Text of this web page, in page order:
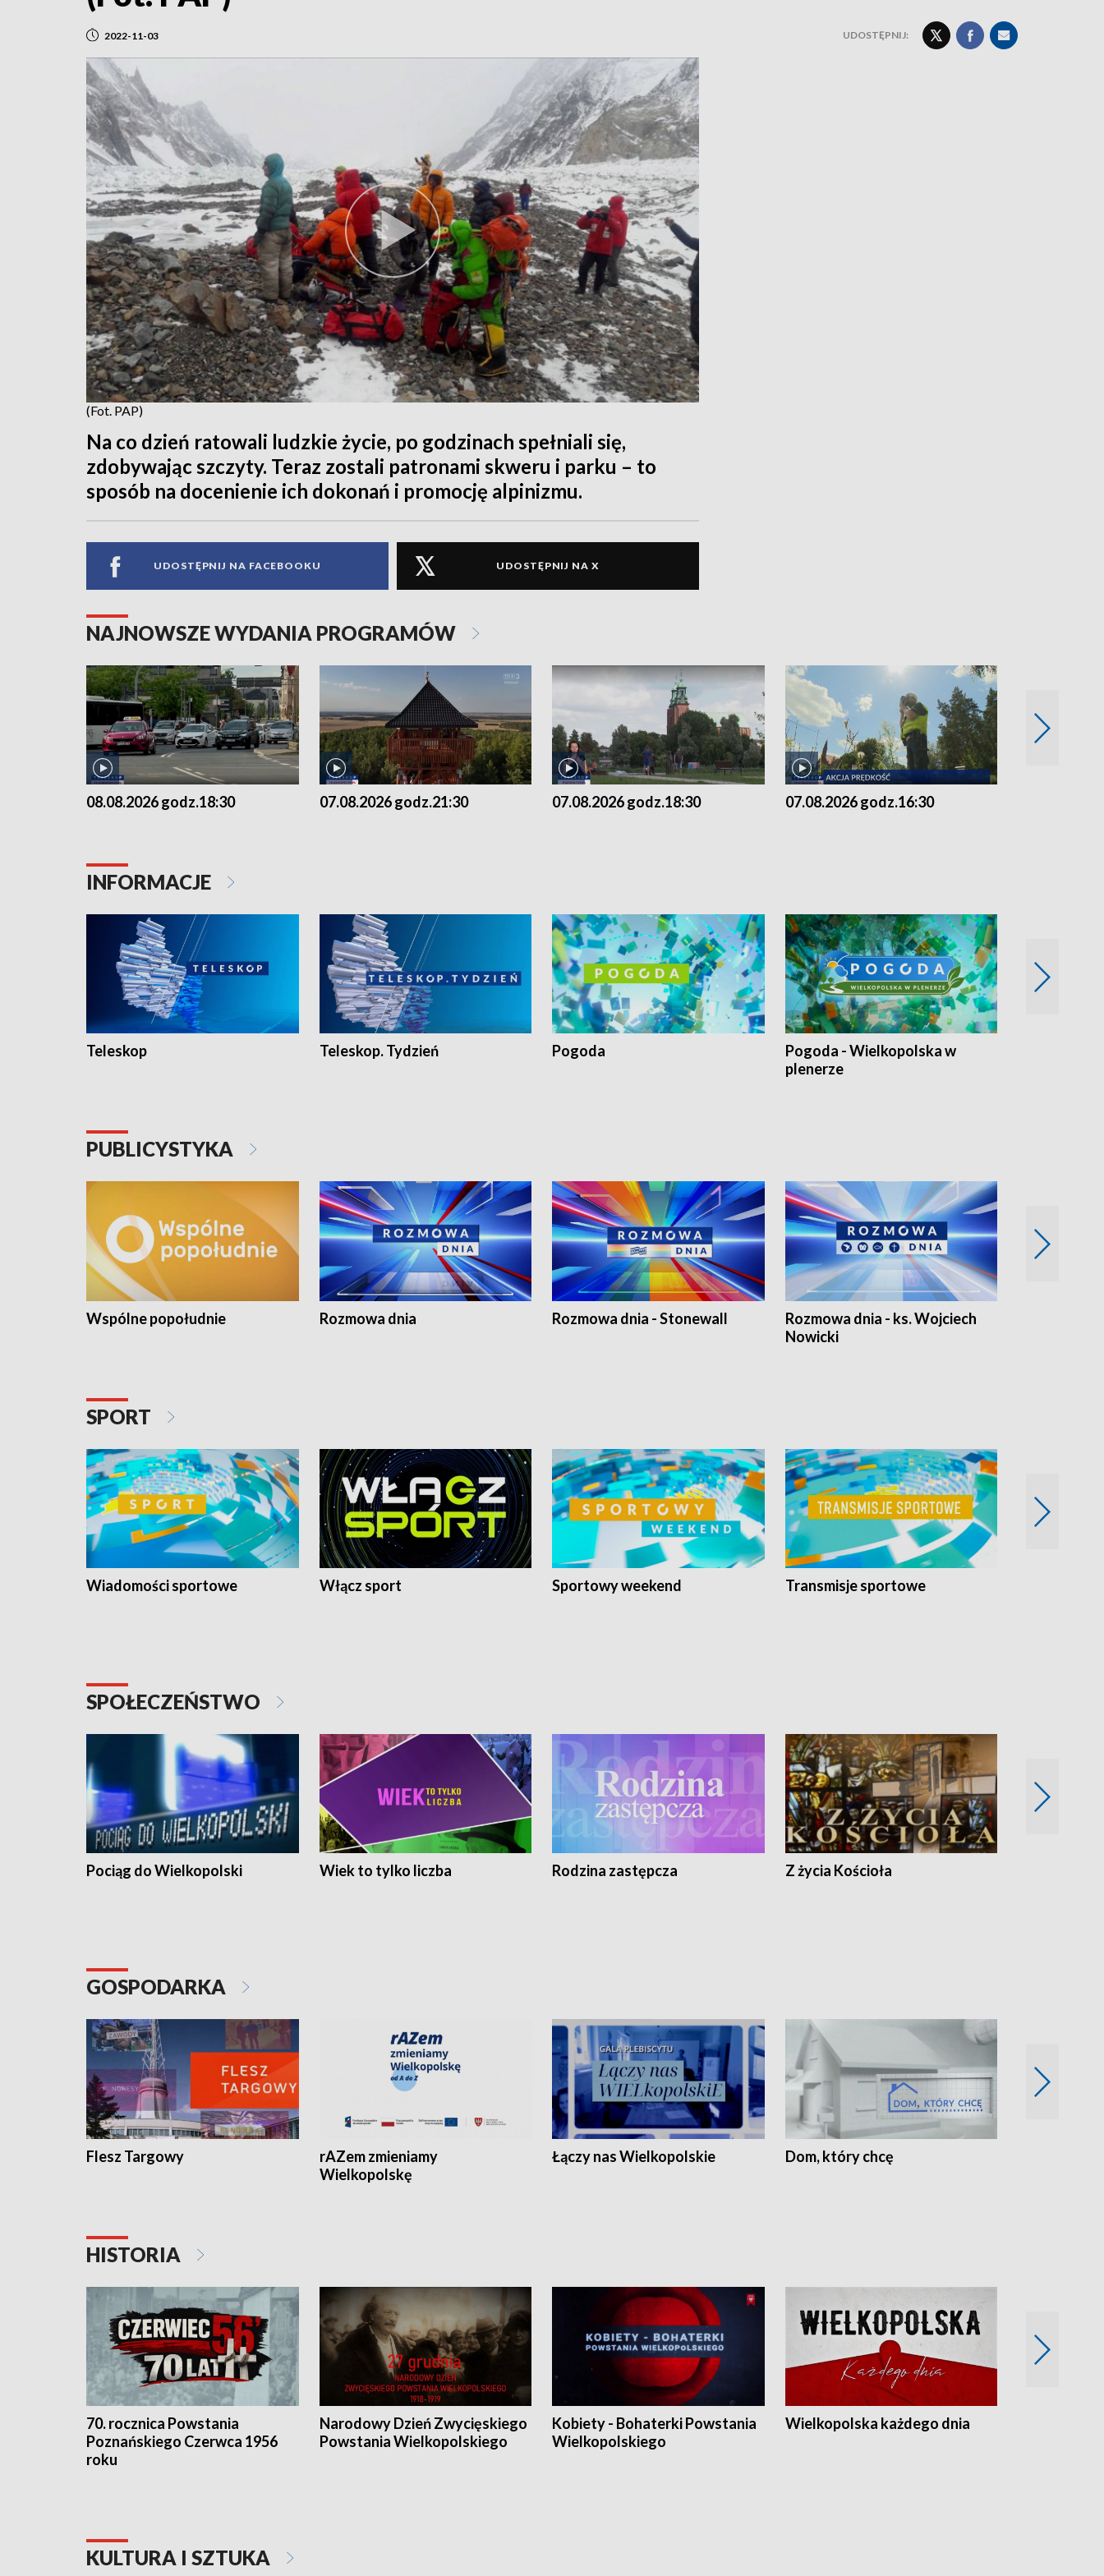
2022-11-03 UDOSTĘPNIJ:
(Fot. PAP)
Na co dzień ratowali ludzkie życie, po godzinach spełniali się,
zdobywając szczyty. Teraz zostali patronami skweru i parku – to
sposób na docenienie ich dokonań i promocję alpinizmu.
UDOSTĘPNIJ NA FACEBOOKU UDOSTĘPNIJ NA X
NAJNOWSZE WYDANIA PROGRAMÓW
08.08.2026 godz.18:30 07.08.2026 godz.21:30 07.08.2026 godz.18:30 07.08.2026 godz.16:30
INFORMACJE
Teleskop Teleskop. Tydzień Pogoda
Pogoda - Wielkopolska w
plenerze
PUBLICYSTYKA
Wspólne popołudnie Rozmowa dnia Rozmowa dnia - Stonewall
Rozmowa dnia - ks. Wojciech
Nowicki
SPORT
Wiadomości sportowe Włącz sport Sportowy weekend Transmisje sportowe
SPOŁECZEŃSTWO
Pociąg do Wielkopolski Wiek to tylko liczba Rodzina zastępcza Z życia Kościoła
GOSPODARKA
Flesz Targowy
rAZem zmieniamy
Wielkopolskę
Łączy nas Wielkopolskie Dom, który chcę
HISTORIA
70. rocznica Powstania
Poznańskiego Czerwca 1956
roku
Narodowy Dzień Zwycięskiego
Powstania Wielkopolskiego
Kobiety - Bohaterki Powstania
Wielkopolskiego
Wielkopolska każdego dnia
KULTURA I SZTUKA